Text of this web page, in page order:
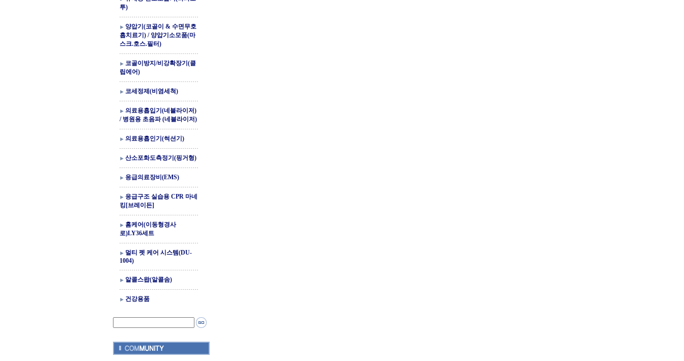
투)
양압기(코골이 & 수면무호
흡치료기) / 양압기소모품(마
스크.호스.필터)
코골이방지/비강확장기(클
립에어)
코세정제(비염세척)
의료용흡입기(네블라이저)
/ 병원용 초음파 (네블라이저)
의료용흡인기(썩션기)
산소포화도측정기(핑거형)
응급의료장비(EMS)
응급구조 실습용 CPR 마네
킹[브레이든]
홈케어(이동형경사
로)LY36세트
멀티 펫 케어 시스템(DU-
1004)
알콜스왑(알콜솜)
건강용품